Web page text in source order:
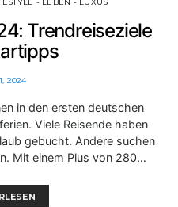
Trendreiseziele
2024
in den ersten deutschen
Viele Reisende haben
gebucht. Andere suchen
Mit einem Plus von 280…